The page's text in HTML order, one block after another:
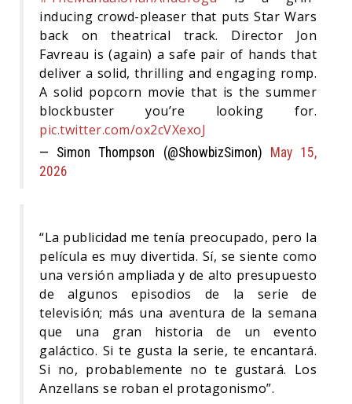
inducing crowd-pleaser that puts Star Wars
back on theatrical track. Director Jon
Favreau is (again) a safe pair of hands that
deliver a solid, thrilling and engaging romp.
A solid popcorn movie that is the summer
blockbuster you’re looking for.
pic.twitter.com/ox2cVXexoJ
— Simon Thompson (@ShowbizSimon) May 15,
2026
“La publicidad me tenía preocupado, pero la
película es muy divertida. Sí, se siente como
una versión ampliada y de alto presupuesto
de algunos episodios de la serie de
televisión; más una aventura de la semana
que una gran historia de un evento
galáctico. Si te gusta la serie, te encantará.
Si no, probablemente no te gustará. Los
Anzellans se roban el protagonismo”.